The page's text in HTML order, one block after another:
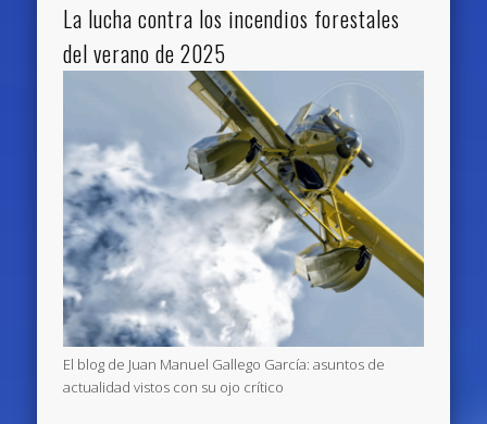
La lucha contra los incendios forestales
del verano de 2025
El blog de Juan Manuel Gallego García: asuntos de
actualidad vistos con su ojo crítico